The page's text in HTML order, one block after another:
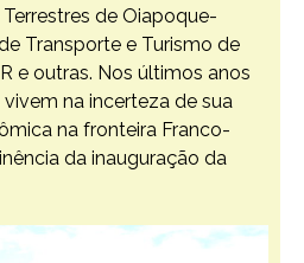
de Oiapoque-
Transporte e Turismo de
e outras. Nos últimos anos
na incerteza de sua
na fronteira Franco-
da inauguração da